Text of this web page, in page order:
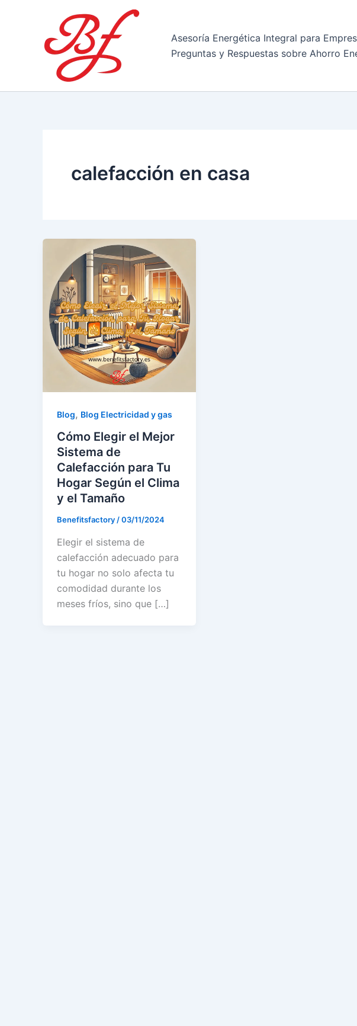
Asesoría Energética Integral para
Preguntas y Respuestas sobre Ahorro
calefacción en casa
Blog, Blog Electricidad y gas
Cómo Elegir el Mejor
Sistema de
Calefacción para Tu
Hogar Según el Clima
y el Tamaño
Benefitsfactory/03/11/2024
Elegir el sistema de
calefacción adecuado para
tu hogar no solo afecta tu
comodidad durante los
meses fríos, sino que […]